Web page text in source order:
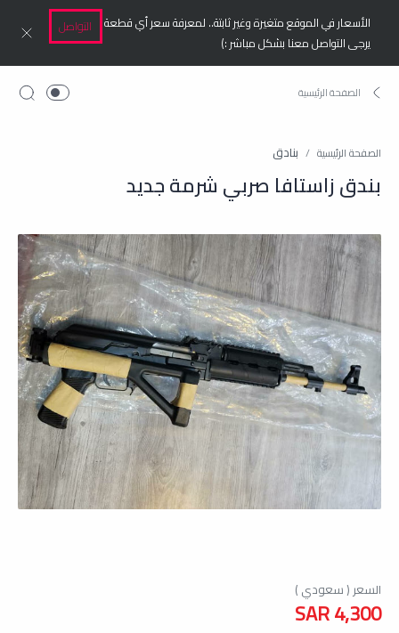
الأسعار في الموقع متغيرة وغير ثابتة.. لمعرفة سعر أي قطعة
يرجى التواصل معنا بشكل مباشر :)
التواصل
الصفحة الرئيسية بنادق
بندق زاستافا صربي شرمة جديد
4,300 SAR